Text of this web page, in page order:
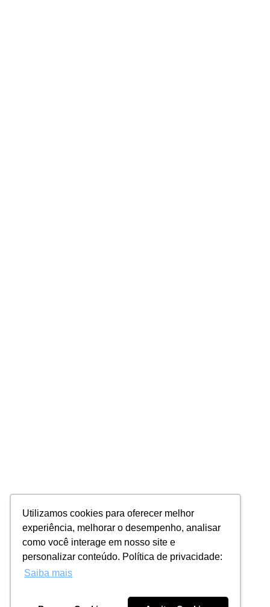
Utilizamos cookies para oferecer melhor
experiência, melhorar o desempenho, analisar
como você interage em nosso site e
personalizar conteúdo. Política de privacidade:
Saiba mais